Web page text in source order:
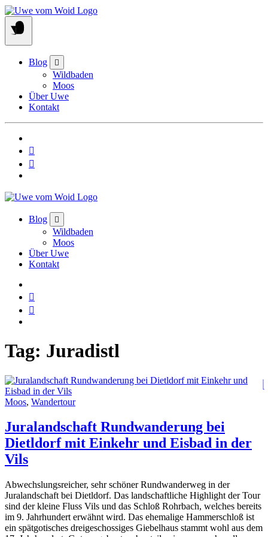
Skip
to
content
Blog
Wildbaden
Moos
Über Uwe
Kontakt
Blog
Wildbaden
Moos
Über Uwe
Kontakt
Tag: Juradistl
Moos, Wandertour
Juralandschaft Rundwanderung bei
Dietldorf mit Einkehr und Eisbad in der
Vils
Abwechslungsreicher, sehr schöner Rundwanderweg in der
Juralandschaft bei Dietldorf. Das landschaftliche Highlight der Tour
sind der kleine Fluss Vils und das Schloß Rohrbach, welches bereits
im 9. Jahrhundert erwähnt wird. Das ehemalige Hammerschloß ist
ein spätgotisches dreigeschossiges Giebelhaus stammt wohl aus dem